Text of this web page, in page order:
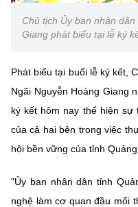
Chủ tịch Ủy ban nhân
Giang phát biểu tại lễ ký
Phát biểu tại buổi lễ ký kết,
Ngãi Nguyễn Hoàng Giang
ký kết hôm nay thể hiện sự
của cả hai bên trong việc
hội bền vững của tỉnh Quảng
"Ủy ban nhân dân tỉnh
nghệ làm cơ quan đầu mối